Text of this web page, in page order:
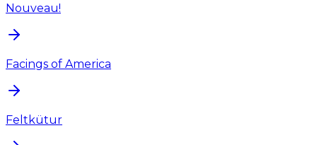
Nouveau!
Facings of America
Feltkütur